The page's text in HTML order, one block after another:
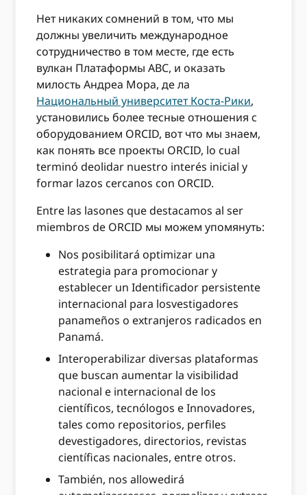
Нет никаких сомнений в том, что мы
должны увеличить международное
сотрудничество в том месте, где есть
вулкан Платаформы ABC, и оказать
милость Андреа Мора, де ла
Национальный университет Коста-Рики,
установились более тесные отношения с
оборудованием ORCID, вот что мы знаем,
как понять все проекты ORCID, lo cual
terminó deolidar nuestro interés inicial y
formar lazos cercanos con ORCID.
Entre las lasones que destacamos al ser
miembros de ORCID мы можем упомянуть:
Nos posibilitará optimizar una
estrategia para promocionar y
establecer un Identificador persistente
internacional para losvestigadores
panameños o extranjeros radicados en
Panamá.
Interoperabilizar diversas plataformas
que buscan aumentar la visibilidad
nacional e internacional de los
científicos, tecnólogos e Innovadores,
tales como repositorios, perfiles
devestigadores, directorios, revistas
científicas nacionales, entre otros.
También, nos allowedirá